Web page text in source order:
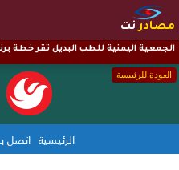
مصادرنت
العودة للرئيسية
الجمعية اليمنية للطب البديل تقر خطة